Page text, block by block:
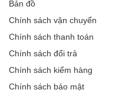
Bản đồ
Chính sách vận chuyển
Chính sách thanh toán
Chính sách đổi trả
Chính sách kiểm hàng
Chính sách bảo mật